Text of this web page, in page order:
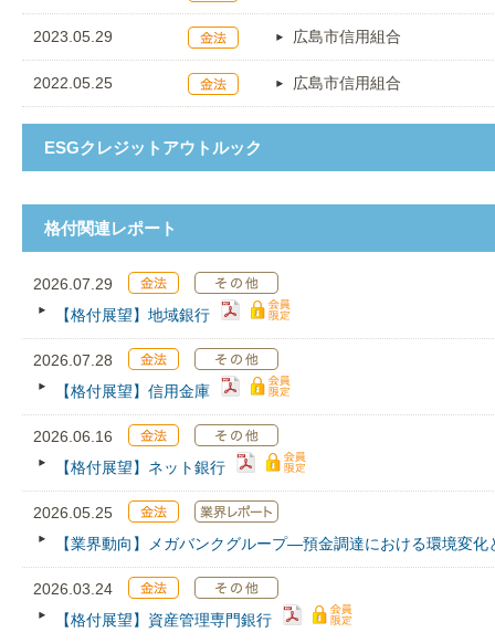
2023.05.29 広島市信用組合
2022.05.25 広島市信用組合
ESGクレジットアウトルック
格付関連レポート
2026.07.29
【格付展望】地域銀行
2026.07.28
【格付展望】信用金庫
2026.06.16
【格付展望】ネット銀行
2026.05.25
【業界動向】メガバンクグループ―預金調達における環境変
2026.03.24
【格付展望】資産管理専門銀行